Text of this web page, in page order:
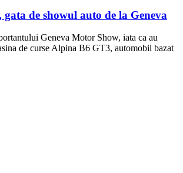
de showul auto de la Geneva
Geneva Motor Show, iata ca au
de curse Alpina B6 GT3, automobil bazat